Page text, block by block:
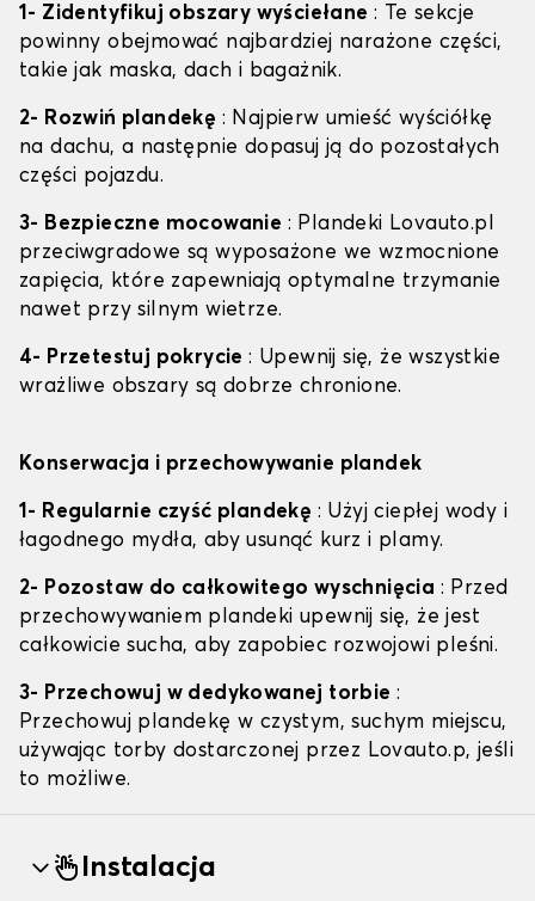
1- Zidentyfikuj obszary wyściełane : Te sekcje
powinny obejmować najbardziej narażone części,
takie jak maska, dach i bagażnik.
2- Rozwiń plandekę : Najpierw umieść wyściółkę
na dachu, a następnie dopasuj ją do pozostałych
części pojazdu.
3- Bezpieczne mocowanie : Plandeki Lovauto.pl
przeciwgradowe są wyposażone we wzmocnione
zapięcia, które zapewniają optymalne trzymanie
nawet przy silnym wietrze.
4- Przetestuj pokrycie: Upewnij się, że wszystkie
wrażliwe obszary są dobrze chronione.
Konserwacja i przechowywanie plandek
1- Regularnie czyść plandekę : Użyj ciepłej wody i
łagodnego mydła, aby usunąć kurz i plamy.
2- Pozostaw do całkowitego wyschnięcia : Przed
przechowywaniem plandeki upewnij się, że jest
całkowicie sucha, aby zapobiec rozwojowi pleśni.
3- Przechowuj w dedykowanej torbie :
Przechowuj plandekę w czystym, suchym miejscu,
używając torby dostarczonej przez Lovauto.p, jeśli
to możliwe.
Instalacja